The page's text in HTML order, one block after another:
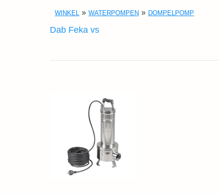
WINKEL WATERPOMPEN DOMPELPOMP
Dab Feka vs